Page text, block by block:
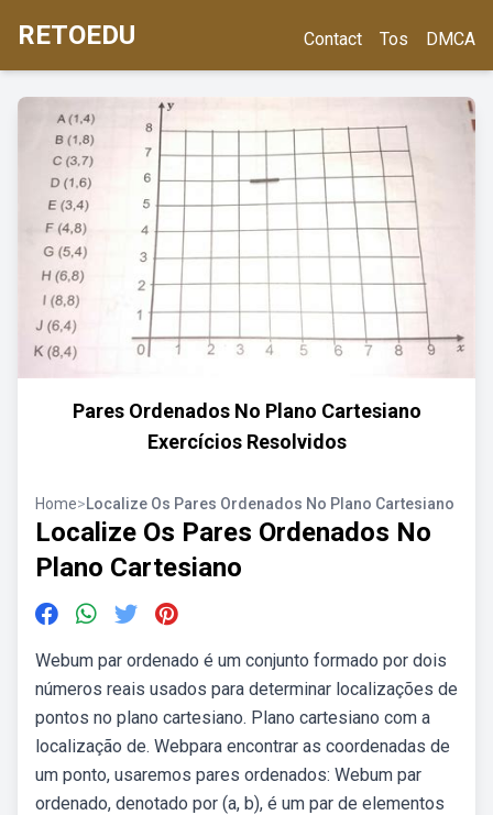
RETOEDU Contact Tos DMCA
Pares Ordenados No Plano Cartesiano
Exercícios Resolvidos
Home>Localize Os Pares Ordenados No Plano Cartesiano
Localize Os Pares Ordenados No
Plano Cartesiano
Webum par ordenado é um conjunto formado por dois
números reais usados para determinar localizações de
pontos no plano cartesiano. Plano cartesiano com a
localização de. Webpara encontrar as coordenadas de
um ponto, usaremos pares ordenados: Webum par
ordenado, denotado por (a, b), é um par de elementos